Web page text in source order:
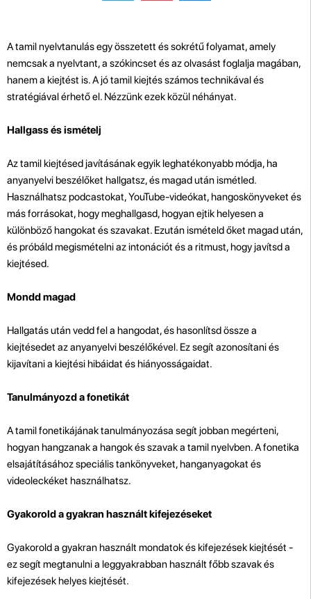
A tamil nyelvtanulás egy összetett és sokrétű folyamat, amely
nemcsak a nyelvtant, a szókincset és az olvasást foglalja magában,
hanem a kiejtést is. A jó tamil kiejtés számos technikával és
stratégiával érhető el. Nézzünk ezek közül néhányat.
Hallgass és ismételj
Az tamil kiejtésed javításának egyik leghatékonyabb módja, ha
anyanyelvi beszélőket hallgatsz, és magad után ismétled.
Használhatsz podcastokat, YouTube-videókat, hangoskönyveket és
más forrásokat, hogy meghallgasd, hogyan ejtik helyesen a
különböző hangokat és szavakat. Ezután ismételd őket magad után,
és próbáld megismételni az intonációt és a ritmust, hogy javítsd a
kiejtésed.
Mondd magad
Hallgatás után vedd fel a hangodat, és hasonlítsd össze a
kiejtésedet az anyanyelvi beszélőkével. Ez segít azonosítani és
kijavítani a kiejtési hibáidat és hiányosságaidat.
Tanulmányozd a fonetikát
A tamil fonetikájának tanulmányozása segít jobban megérteni,
hogyan hangzanak a hangok és szavak a tamil nyelvben. A fonetika
elsajátításához speciális tankönyveket, hanganyagokat és
videoleckéket használhatsz.
Gyakorold a gyakran használt kifejezéseket
Gyakorold a gyakran használt mondatok és kifejezések kiejtését -
ez segít megtanulni a leggyakrabban használt főbb szavak és
kifejezések helyes kiejtését.